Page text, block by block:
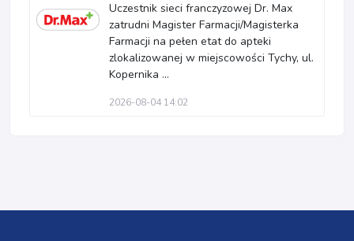
Uczestnik sieci franczyzowej Dr. Max
zatrudni Magister Farmacji/Magisterka
Farmacji na pełen etat do apteki
zlokalizowanej w miejscowości Tychy, ul.
Kopernika ...
2026-08-04 14:02